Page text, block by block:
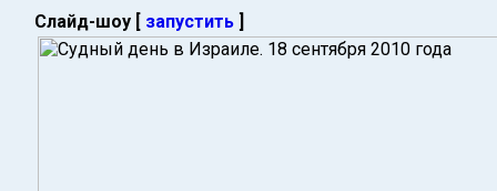
Слайд-шоу [ запустить ]